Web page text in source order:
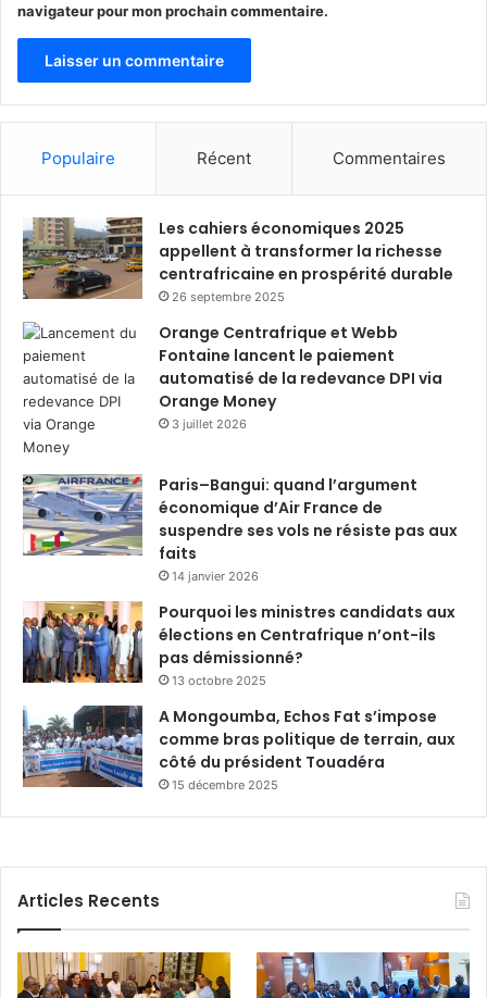
navigateur pour mon prochain commentaire.
Populaire Récent Commentaires
Les cahiers économiques 2025
appellent à transformer la richesse
centrafricaine en prospérité durable
26 septembre 2025
Orange Centrafrique et Webb
Fontaine lancent le paiement
automatisé de la redevance DPI via
Orange Money
3 juillet 2026
Paris–Bangui: quand l’argument
économique d’Air France de
suspendre ses vols ne résiste pas aux
faits
14 janvier 2026
Pourquoi les ministres candidats aux
élections en Centrafrique n’ont-ils
pas démissionné?
13 octobre 2025
A Mongoumba, Echos Fat s’impose
comme bras politique de terrain, aux
côté du président Touadéra
15 décembre 2025
Articles Recents